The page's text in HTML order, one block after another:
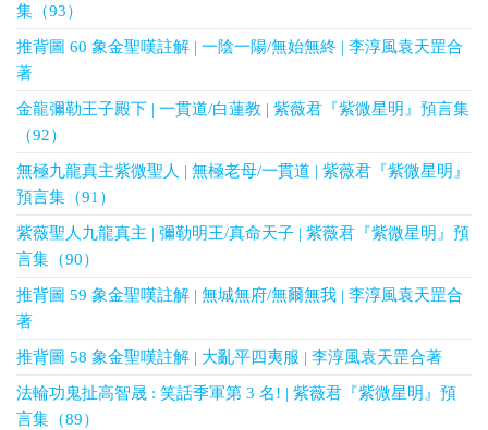
集（93）
推背圖 60 象金聖嘆註解 | 一陰一陽/無始無終 | 李淳風袁天罡合
著
金龍彌勒王子殿下 | 一貫道/白蓮教 | 紫薇君『紫微星明』預言集
（92）
無極九龍真主紫微聖人 | 無極老母/一貫道 | 紫薇君『紫微星明』
預言集（91）
紫薇聖人九龍真主 | 彌勒明王/真命天子 | 紫薇君『紫微星明』預
言集（90）
推背圖 59 象金聖嘆註解 | 無城無府/無爾無我 | 李淳風袁天罡合
著
推背圖 58 象金聖嘆註解 | 大亂平四夷服 | 李淳風袁天罡合著
法輪功鬼扯高智晟 : 笑話季軍第 3 名! | 紫薇君『紫微星明』預
言集（89）